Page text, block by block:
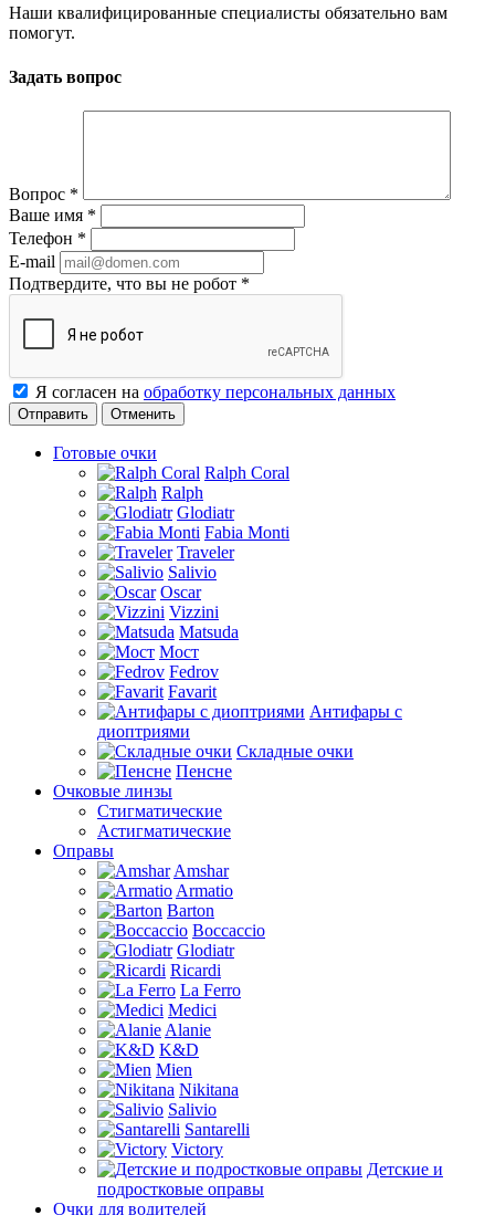
Наши квалифицированные специалисты обязательно вам
помогут.
Задать вопрос
Вопрос *
Ваше имя *
Телефон *
E-mail
Подтвердите, что вы не робот *
Я согласен на обработку персональных данных
Отменить
Готовые очки
Ralph Coral
Ralph
Glodiatr
Fabia Monti
Traveler
Salivio
Oscar
Vizzini
Matsuda
Мост
Fedrov
Favarit
Антифары с
диоптриями
Складные очки
Пенсне
Очковые линзы
Стигматические
Астигматические
Оправы
Amshar
Armatio
Barton
Boccaccio
Glodiatr
Ricardi
La Ferro
Medici
Alanie
K&D
Mien
Nikitana
Salivio
Santarelli
Victory
Детские и
подростковые оправы
Очки для водителей